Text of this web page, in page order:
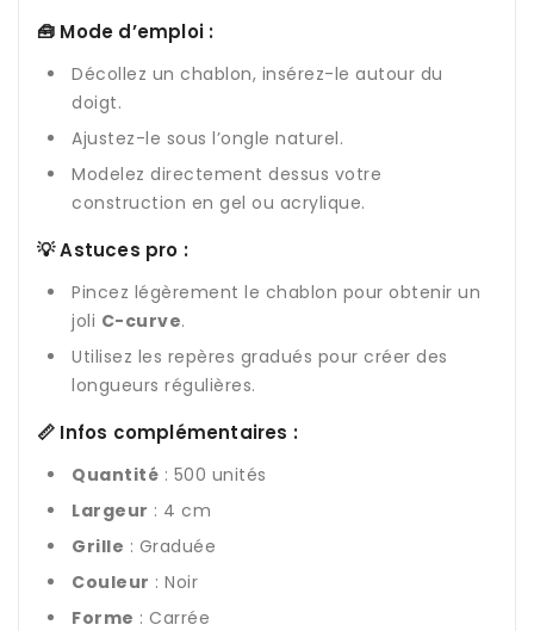
🧰 Mode d’emploi :
Décollez un chablon, insérez-le autour du
doigt.
Ajustez-le sous l’ongle naturel.
Modelez directement dessus votre
construction en gel ou acrylique.
💡 Astuces pro :
Pincez légèrement le chablon pour obtenir un
joli C-curve.
Utilisez les repères gradués pour créer des
longueurs régulières.
📏 Infos complémentaires :
Quantité : 500 unités
Largeur : 4 cm
Grille : Graduée
Couleur : Noir
Forme : Carrée